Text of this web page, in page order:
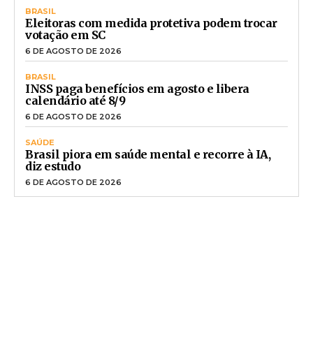
BRASIL
Eleitoras com medida protetiva podem trocar
votação em SC
6 DE AGOSTO DE 2026
BRASIL
INSS paga benefícios em agosto e libera
calendário até 8/9
6 DE AGOSTO DE 2026
SAÚDE
Brasil piora em saúde mental e recorre à IA,
diz estudo
6 DE AGOSTO DE 2026